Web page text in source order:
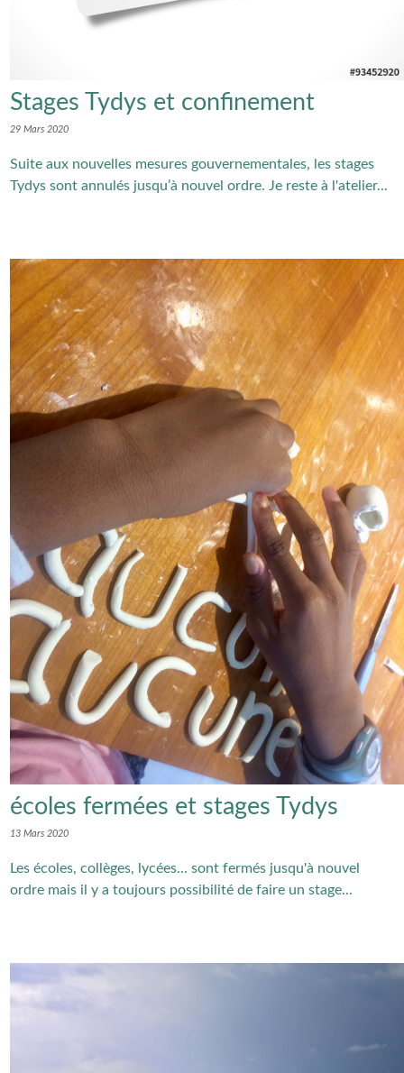
Stages Tydys et confinement
29 Mars 2020
Suite aux nouvelles mesures gouvernementales, les stages
Tydys sont annulés jusqu’à nouvel ordre. Je reste à l'atelier...
écoles fermées et stages Tydys
13 Mars 2020
Les écoles, collèges, lycées... sont fermés jusqu'à nouvel
ordre mais il y a toujours possibilité de faire un stage...